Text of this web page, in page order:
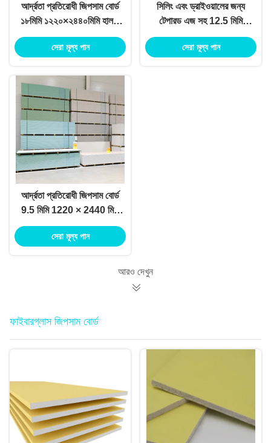
আর্দ্রতা প্রতিরোধী জিপসাম বোর্ড
১৮মিমি ১২২০×২৪৪০মিমি হালকা
ওজনের ড্রাইওয়াল শীট
অভ্যন্তরীণ দেয়ালের জন্য
সেরা মূল্য পান
সিলিং এবং ড্রাইওয়ালের জন্য
টেপারড এজ সহ 12.5 মিমি
পুরুত্বের পেপার জিপসাম বোর্ড
এবং 100% পুনর্ব্যবহৃত কাগজ
সেরা মূল্য পান
আর্দ্রতা প্রতিরোধী জিপসাম বোর্ড
9.5 মিমি 1220 × 2440 মিমি
ইনডোর দেয়ালের জন্য হালকা
ওজনের ড্রাইওয়াল শীট
সেরা মূল্য পান
আরও দেখুন
ফাইবারগ্লাস জিপসাম বোর্ড